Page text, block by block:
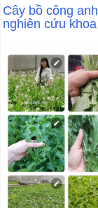
Cây bồ công
nghiên cứu